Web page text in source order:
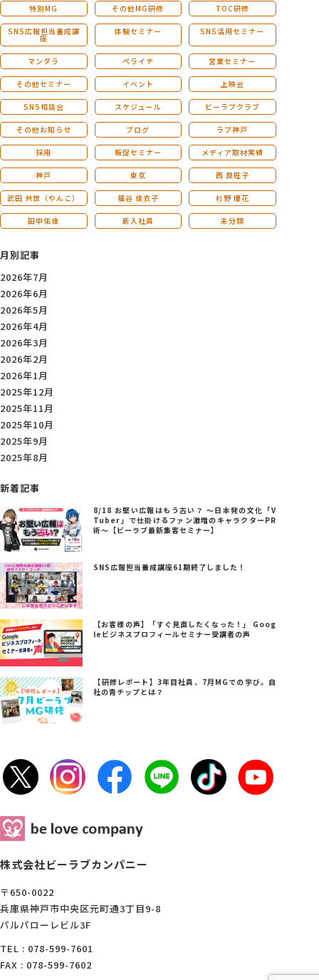
特別MG その他MG研修 TOC研修
SNS広報担当養成講
座
体験セミナー SNS活用セミナー
マンダラ ペライチ 営業セミナー
その他セミナー イベント 上映会
SNS相談会 スケジュール ビーラブクラブ
その他お知らせ ブログ ラブ神戸
採用 販促セミナー メディア取材実績
神戸 東京 西 良旺子
武田 共世（やんこ） 福谷 佳衣子 杉野 優花
田中佑佳 新入社員 未分類
月別記事
2026年7月
2026年6月
2026年5月
2026年4月
2026年3月
2026年2月
2026年1月
2025年12月
2025年11月
2025年10月
2025年9月
2025年8月
新着記事
8/18 お堅い広報はもう古い？ ～日本発の文化「V
Tuber」で仕掛けるファン激増のキャラクターPR
術～【ビーラブ最新集客セミナー】
SNS広報担当養成講座61期終了しました！
【お客様の声】「すぐ見直したくなった！」 Goog
leビジネスプロフィールセミナー受講者の声
【研修レポート】3年目社員、7月MGでの学び。自
社の青チップとは？
株式会社ビーラブカンパニー
〒650-0022
兵庫県神戸市中央区元町通3丁目9-8
パルパローレビル3F
TEL : 078-599-7601
FAX : 078-599-7602